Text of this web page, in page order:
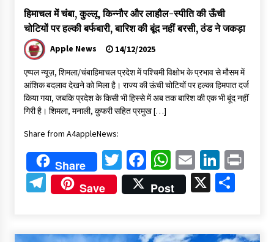
हिमाचल में चंबा, कुल्लू, किन्नौर और लाहौल-स्पीति की ऊँची
चोटियों पर हल्की बर्फबारी, बारिश की बूंद नहीं बरसी, ठंड ने जकड़ा
Apple News 14/12/2025
एप्पल न्यूज़, शिमला/चंबाहिमाचल प्रदेश में पश्चिमी विक्षोभ के प्रभाव से मौसम में
आंशिक बदलाव देखने को मिला है। राज्य की ऊंची चोटियों पर हल्का हिमपात दर्ज
किया गया, जबकि प्रदेश के किसी भी हिस्से में अब तक बारिश की एक भी बूंद नहीं
गिरी है। शिमला, मनाली, कुफरी सहित प्रमुख […]
Share from A4appleNews:
Share Twitter
Facebook
WhatsApp
Email
Telegram
Save Post X